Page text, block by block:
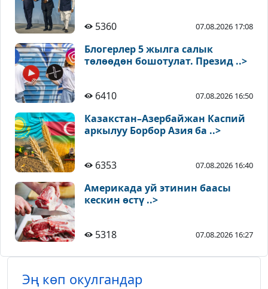
5360 07.08.2026 17:08
Блогерлер 5 жылга салык
төлөөдөн бошотулат. Презид ..>
6410 07.08.2026 16:50
Казакстан–Азербайжан Каспий
аркылуу Борбор Азия ба ..>
6353 07.08.2026 16:40
Америкада уй этинин баасы
кескин өстү ..>
5318 07.08.2026 16:27
Эң көп окулгандар